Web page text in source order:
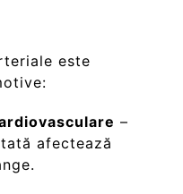
este
–
afectează